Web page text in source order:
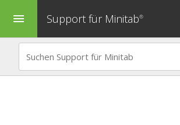
menu Support für Minitab®